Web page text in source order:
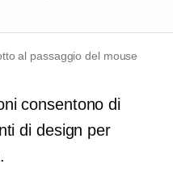
al passaggio del mouse
consentono di
di design per